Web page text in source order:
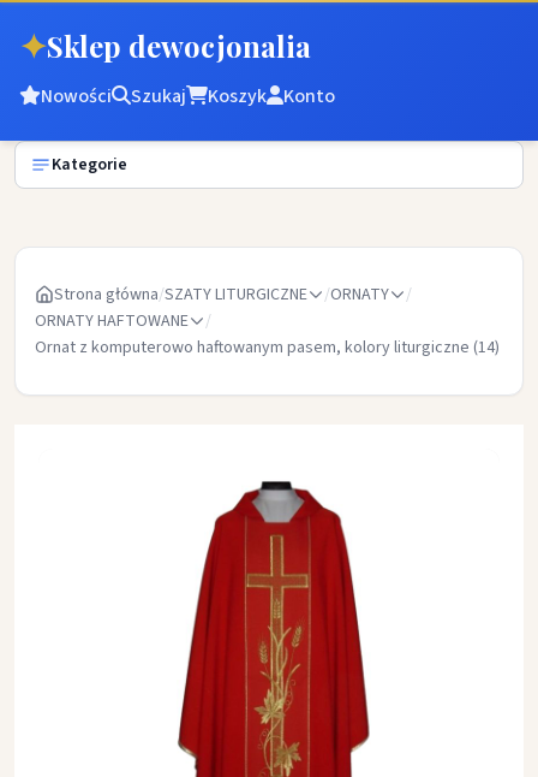
✦Sklep dewocjonalia
Nowości Szukaj Koszyk Konto
Kategorie
Strona główna/SZATY LITURGICZNE /ORNATY
/
ORNATY HAFTOWANE
/
Ornat z komputerowo haftowanym pasem, kolory liturgiczne (14)